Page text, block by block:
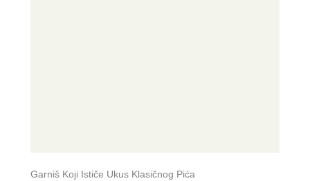
Garniš Koji Ističe Ukus Klasičnog Pića